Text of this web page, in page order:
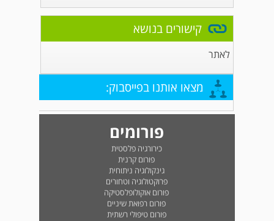
קישורים בנושא
לאתר
מצאו אותנו בפייסבוק:
פורומים
כירורגיה פלסטית
פורום קרנית
גינקולוגיה ניתוחית
פרוקטולוגיה וטחורים
פורום אוקולופלסטיקה
פורום רפואת שיניים
פורום טיפולי רשתית